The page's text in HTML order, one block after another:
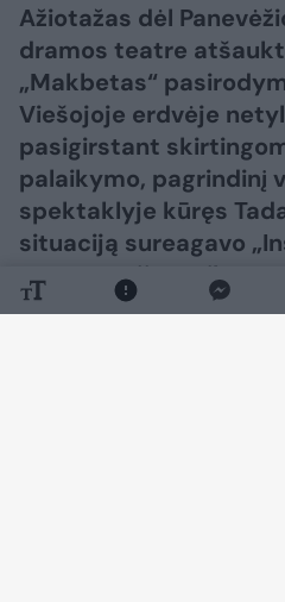
Ažiotažas dėl
dramos teatre
„Makbetas“
Viešojoje erdvėje
pasigirstant
palaikymo, pagrindinį
spektaklyje kūręs
situaciją sureagavo
Nuomone jis sutiko